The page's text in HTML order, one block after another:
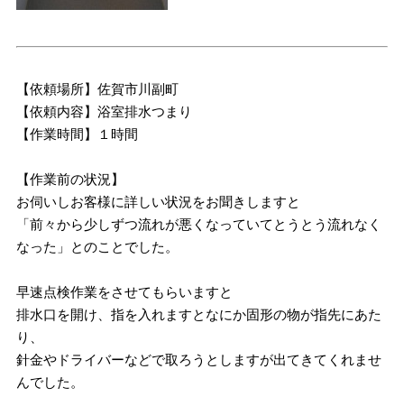
【依頼場所】佐賀市川副町
【依頼内容】浴室排水つまり
【作業時間】１時間
【作業前の状況】
お伺いしお客様に詳しい状況をお聞きしますと
「前々から少しずつ流れが悪くなっていてとうとう流れなく
なった」とのことでした。
早速点検作業をさせてもらいますと
排水口を開け、指を入れますとなにか固形の物が指先にあた
り、
針金やドライバーなどで取ろうとしますが出てきてくれませ
んでした。